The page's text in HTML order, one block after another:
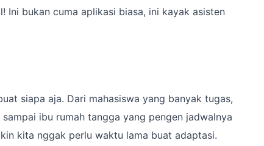
Ini bukan cuma aplikasi biasa, ini kayak asisten
siapa aja. Dari mahasiswa yang banyak tugas,
ibu rumah tangga yang pengen jadwalnya
kita nggak perlu waktu lama buat adaptasi.